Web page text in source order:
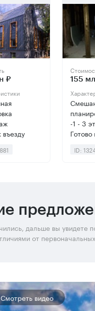
₽
въезду
155
-1 - 3
Готово
ID:
дальше вы увидете
от
Смотреть видео